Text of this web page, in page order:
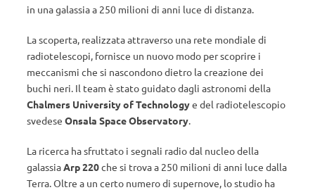
in una galassia a 250 milioni di anni luce di distanza.
La scoperta, realizzata attraverso una rete mondiale di
radiotelescopi, fornisce un nuovo modo per scoprire i
meccanismi che si nascondono dietro la creazione dei
buchi neri. Il team è stato guidato dagli astronomi della
Chalmers University of Technologye del radiotelescopio
svedese Onsala Space Observatory.
La ricerca ha sfruttato i segnali radio dal nucleo della
galassiaArp 220che si trova a 250 milioni di anni luce dalla
Terra. Oltre a un certo numero di supernove, lo studio ha